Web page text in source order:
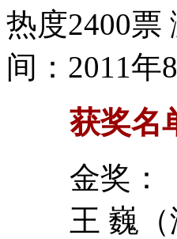
热度2400票
间：2011年
获奖名
金奖：
王 巍（浙